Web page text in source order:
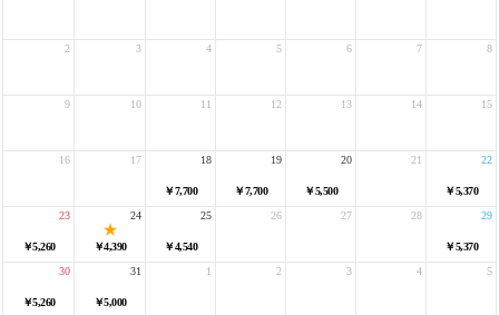
2 3 4 5 6 7 8
9 10 11 12 13 14 15
16 17
￥7,700
18
￥7,700
19
￥5,500
20 21
￥5,370
22
￥5,260
23
￥4,390
24
￥4,540
25 26 27 28
￥5,370
29
￥5,260
30
￥5,000
31 1 2 3 4 5